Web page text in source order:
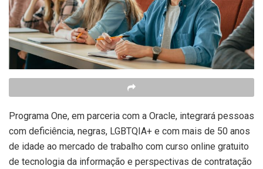
Programa One, em parceria com a Oracle, integrará pessoas
com deficiência, negras, LGBTQIA+ e com mais de 50 anos
de idade ao mercado de trabalho com curso online gratuito
de tecnologia da informação e perspectivas de contratação